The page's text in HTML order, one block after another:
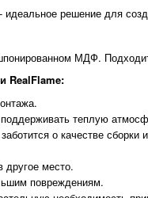
идеальное решение для
МДФ.
RealFlame:
теплую
о качестве сборки
другое место.
повреждениям.